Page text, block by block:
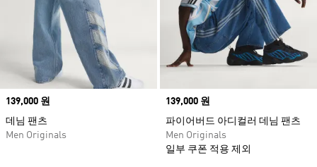
Price
139,000 원
데님 팬츠
Men Originals
Price
139,000 원
파이어버드 아디컬러 데님 팬츠
Men Originals
일부 쿠폰 적용 제외